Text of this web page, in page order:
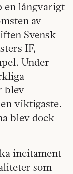
en långvarigt
av
Svensk
IF,
Under
blev
viktigaste.
blev dock
incitament
som